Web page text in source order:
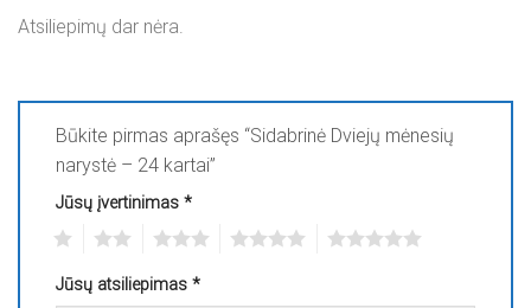
Atsiliepimų dar nėra.
Būkite pirmas aprašęs “Sidabrinė Dviejų mėnesių
narystė – 24 kartai”
Jūsų įvertinimas *
Jūsų atsiliepimas *